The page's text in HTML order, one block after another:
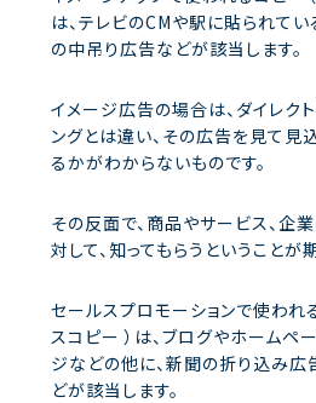
は、テレビのCMや駅に貼られて
の中吊り広告などが該当します。
イメージ広告の場合は、ダイレク
ングとは違い、その広告を見て見
るかがわからないものです。
その反面で、商品やサービス、企
対して、知ってもらうということが
セールスプロモーションで使われ
スコピー ）は、ブログやホームペ
ジなどの他に、新聞の折り込み広
どが該当します。